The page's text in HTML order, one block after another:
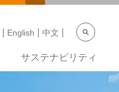
サステナビリティ
English 中文